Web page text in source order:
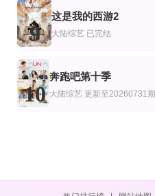
9
这是我的西游2
大陆综艺 已完结
10
奔跑吧第十季
大陆综艺 更新至20260731期